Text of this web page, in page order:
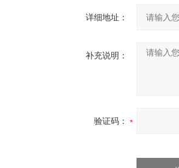
详细地址：
补充说明：
验证码：